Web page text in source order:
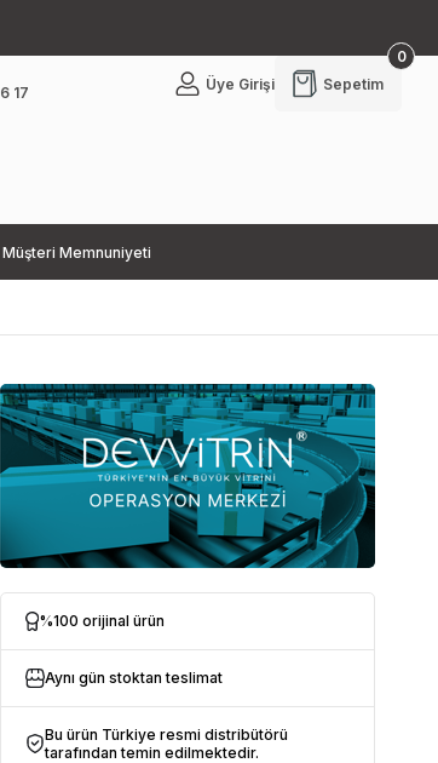
17 Üye Girişi Sepetim
0
Müşteri Memnuniyeti
%100 orijinal ürün
Aynı gün stoktan teslimat
Bu ürün Türkiye resmi distribütörü
tarafından temin edilmektedir.